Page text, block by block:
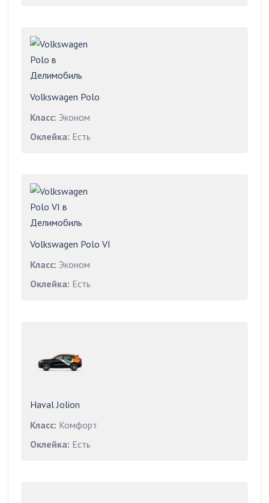
Volkswagen Polo
Класс: Эконом
Оклейка: Есть
Volkswagen Polo VI
Класс: Эконом
Оклейка: Есть
Haval Jolion
Класс: Комфорт
Оклейка: Есть